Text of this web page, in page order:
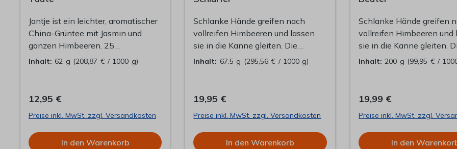
Jantje ist ein leichter, aromatischer
China-Grüntee mit Jasmin und
ganzen Himbeeren. 25
Pyramidenbeutel im Refillbeutel zu
mit Stil und ohne viel
Verpackungsmüll, in einer unserer
formschönen Döösen.
Inhalt: 62 g (208,87 € / 1000 g)
12,95 €
Preise inkl. MwSt. zzgl. Versandkosten
In den Warenkorb
Schlanke Hände greifen nach
vollreifen Himbeeren und lassen
sie in die Kanne gleiten. Die
Früchte fallen weich auf
Dampfendes Wasser sprudelt in
die Kanne. Wenig später heben
sich die Augenbrauen, selbst Ohren
wackeln. Alle Erwartungen sind
übertroffen. Wie ein seidener
Inhalt: 67.5 g (295,56 € / 1000 g)
19,95 €
Preise inkl. MwSt. zzgl. Versandkosten
In den Warenkorb
Schlanke Hände greifen
vollreifen Himbeeren und
sie in die Kanne gleiten.
Früchte fallen weich auf
Dampfendes Wasser
die Kanne. Wenig später
sich die Augenbrauen,
wackeln. Alle
übertroffen. Wie ein
Inhalt:200 g (99,95 € /
19,99 €
Preise inkl. MwSt. zzgl.
In den